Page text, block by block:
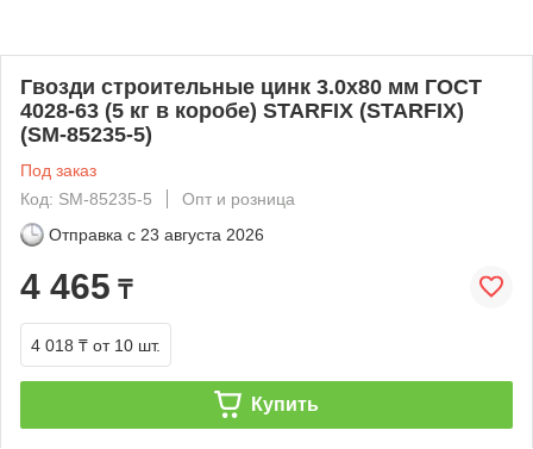
Гвозди строительные цинк 3.0х80 мм ГОСТ
4028-63 (5 кг в коробе) STARFIX (STARFIX)
(SM-85235-5)
Под заказ
Код: SM-85235-5
Опт и розница
Отправка с 23 августа 2026
4 465 ₸
4 018 ₸ от 10 шт.
Купить